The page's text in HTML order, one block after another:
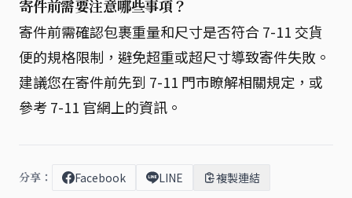
寄件前需要注意哪些事項？
寄件前需確認包裹重量和尺寸是否符合 7-11 交貨
便的規格限制，避免超重或超尺寸導致寄件失敗。
建議您在寄件前先到 7-11 門市瞭解相關規定，或
參考 7-11 官網上的資訊。
分享： Facebook LINE 複製連結